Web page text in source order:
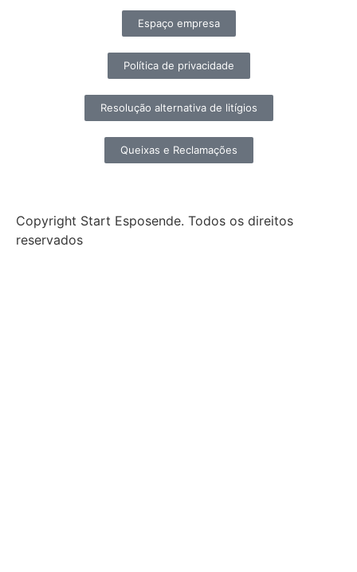
Espaço empresa
Política de privacidade
Resolução alternativa de litígios
Queixas e Reclamações
Copyright Start Esposende. Todos os direitos
reservados